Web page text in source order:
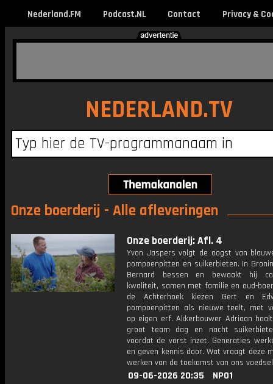
Nederland.FM Podcast.NL Contact Privacy &
NEDERLAND.TV
Onze boerderij - Alle afleveringen
Onze boerderij: Afl. 4
Yvon Jaspers volgt de oogst van
pompoenpitten en suikerbieten. In
Bernard bessen en bewaakt hij
kwaliteit, samen met familie en oud-
de Achterhoek kiezen Gert en
pompoenpitten als nieuwe teelt, met
op eigen erf. Akkerbouwer Adriaan
groot team dag en nacht
voordat de vorst inzet. Generaties
en geven kennis door. Wat vraagt deze
werken van de toekomst van ons
09-06-2026 20:35
NPO1